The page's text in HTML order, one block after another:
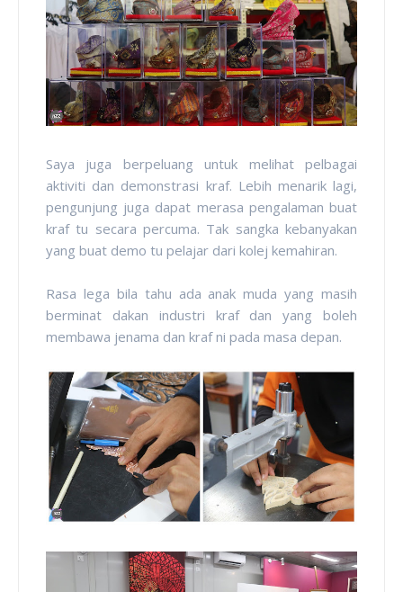
Saya juga berpeluang untuk melihat pelbagai
aktiviti dan demonstrasi kraf. Lebih menarik lagi,
pengunjung juga dapat merasa pengalaman buat
kraf tu secara percuma. Tak sangka kebanyakan
yang buat demo tu pelajar dari kolej kemahiran.
Rasa lega bila tahu ada anak muda yang masih
berminat dakan industri kraf dan yang boleh
membawa jenama dan kraf ni pada masa depan.